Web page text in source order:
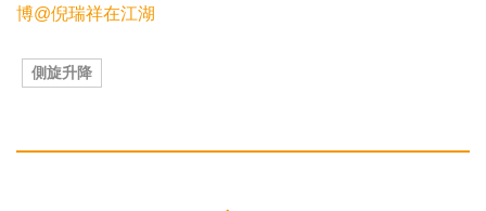
博@倪瑞祥在江湖
側旋升降